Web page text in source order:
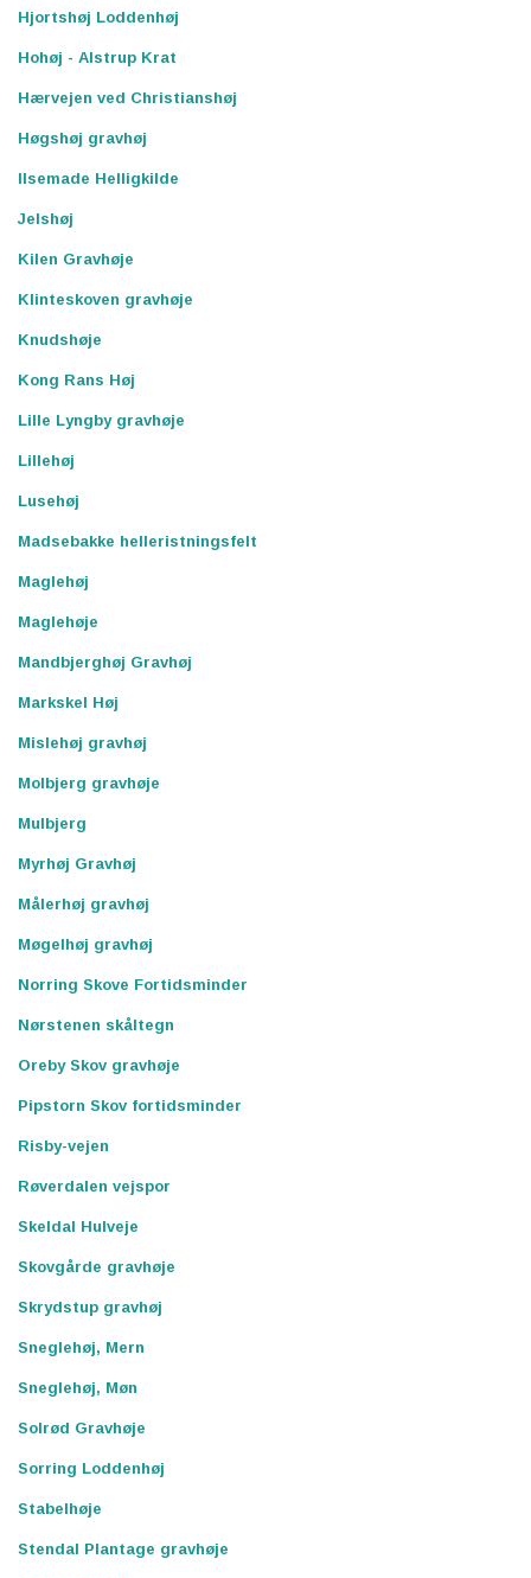
Hjortshøj Loddenhøj
Hohøj - Alstrup Krat
Hærvejen ved Christianshøj
Høgshøj gravhøj
Ilsemade Helligkilde
Jelshøj
Kilen Gravhøje
Klinteskoven gravhøje
Knudshøje
Kong Rans Høj
Lille Lyngby gravhøje
Lillehøj
Lusehøj
Madsebakke helleristningsfelt
Maglehøj
Maglehøje
Mandbjerghøj Gravhøj
Markskel Høj
Mislehøj gravhøj
Molbjerg gravhøje
Mulbjerg
Myrhøj Gravhøj
Målerhøj gravhøj
Møgelhøj gravhøj
Norring Skove Fortidsminder
Nørstenen skåltegn
Oreby Skov gravhøje
Pipstorn Skov fortidsminder
Risby-vejen
Røverdalen vejspor
Skeldal Hulveje
Skovgårde gravhøje
Skrydstup gravhøj
Sneglehøj, Mern
Sneglehøj, Møn
Solrød Gravhøje
Sorring Loddenhøj
Stabelhøje
Stendal Plantage gravhøje